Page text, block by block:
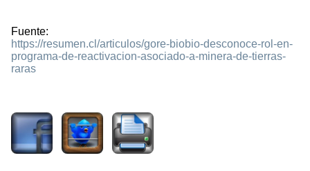
Fuente:
https://resumen.cl/articulos/gore-biobio-desconoce-rol-en-
programa-de-reactivacion-asociado-a-minera-de-tierras-
raras